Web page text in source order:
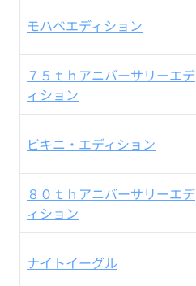
モハベエディション
７５ｔｈアニバーサリーエデ
ィション
ビキニ・エディション
８０ｔｈアニバーサリーエデ
ィション
ナイトイーグル